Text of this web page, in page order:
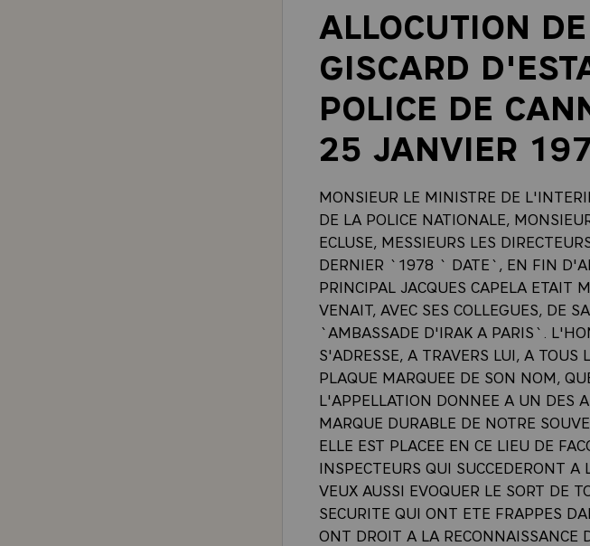
ALLOCUTION
GISCARD
POLICE DE
25 JANVIER
MONSIEUR LE MINISTRE DE
DE LA POLICE NATIONALE,
ECLUSE, MESSIEURS LES
DERNIER `1978 ` DATE`, EN FIN
PRINCIPAL JACQUES CAPELA ETAIT
VENAIT, AVEC SES COLLEGUES, DE
`AMBASSADE D'IRAK A PARIS`.
S'ADRESSE, A TRAVERS LUI, A TOUS
PLAQUE MARQUEE DE SON NOM,
L'APPELLATION DONNEE A UN DES
MARQUE DURABLE DE NOTRE
ELLE EST PLACEE EN CE LIEU DE
INSPECTEURS QUI SUCCEDERONT
VEUX AUSSI EVOQUER LE SORT DE
SECURITE QUI ONT ETE FRAPPES
ONT DROIT A LA RECONNAISSANCE